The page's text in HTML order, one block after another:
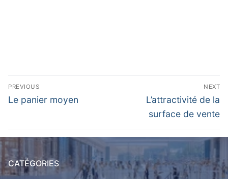
Navigation
de
PREVIOUS
Previous
Le panier moyen
NEXT
Next
post:
L’attractivité de la
surface de vente
CATÉGORIES